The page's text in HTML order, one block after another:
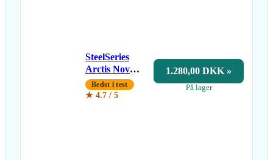
SteelSeries
Arctis Nova 7
Gen 2
Bedst i test
★ 4.7 / 5
1.280,00 DKK »
På lager